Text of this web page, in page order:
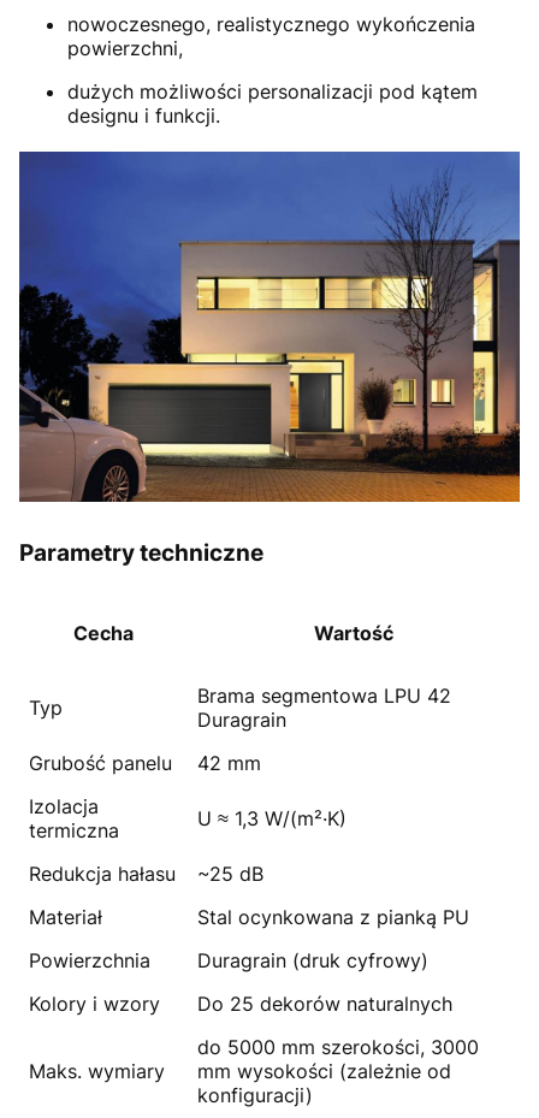
nowoczesnego, realistycznego wykończenia
powierzchni,
dużych możliwości personalizacji pod kątem
designu i funkcji.
Parametry techniczne
Cecha Wartość
Typ
Brama segmentowa LPU 42
Duragrain
Grubość panelu
42 mm
Izolacja
termiczna
U ≈ 1,3 W/(m²·K)
Redukcja hałasu
~25 dB
Materiał
Stal ocynkowana z pianką PU
Powierzchnia
Duragrain (druk cyfrowy)
Kolory i wzory
Do 25 dekorów naturalnych
Maks. wymiary
do 5000 mm szerokości, 3000
mm wysokości (zależnie od
konfiguracji)